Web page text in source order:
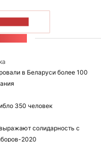
в Беларуси более 100
350 человек
солидарность с
2020